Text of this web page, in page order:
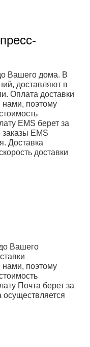
Вашего дома. В
доставляют в
Оплата доставки
нами, поэтому
EMS берет за
EMS
Доставка
доставки
Вашего
нами, поэтому
Почта берет за
осуществляется